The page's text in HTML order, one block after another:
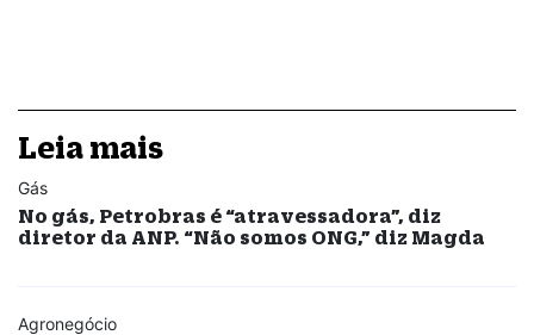
Leia mais
Gás
No gás, Petrobras é “atravessadora”, diz
diretor da ANP. “Não somos ONG,” diz Magda
Agronegócio